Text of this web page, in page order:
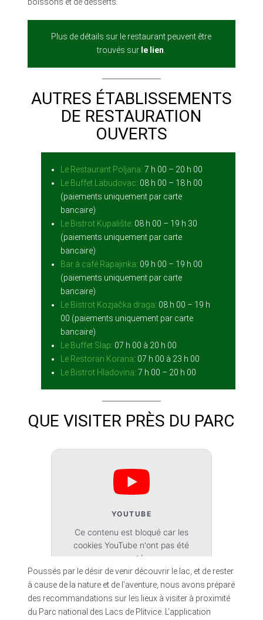
Plus de détails sur le restaurant peuvent être
trouvés sur le lien
AUTRES ÉTABLISSEMENTS
DE RESTAURATION
OUVERTS
Le Restaurant Poljana: 7 h 00 – 20 h 00
Le Buffet Labudovac: 08 h 00 – 18 h 00
(paiements uniquement par carte
bancaire)
Le Bistrot Kupalište: 08 h 00 – 19 h 30
(paiements uniquement par carte
bancaire)
Bar à café Rapajinka: 09 h 00 – 19 h 00
(paiements uniquement par carte
bancaire)
Le Bistrot Kozjačka draga: 08 h 00 – 19 h
00 (paiements uniquement par carte
bancaire)
Le Buffet Slap: 07 h 00 à 20 h 00
Le Restoran Korana: 07 h 00 à 23 h 00
Le Bistrot Hladovina: 7 h 00 – 20 h 00
QUE VISITER PRÈS DU PARC
YOUTUBE
Ce contenu est bloqué car les
cookies YouTube n'ont pas été
acceptés.
Accepter les cookies
Poussés par le désir de venir découvrir le lac, et de rester
à cause de la nature et de l’aventure, nous avons préparé
des recommandations sur les lieux à visiter à proximité
du Parc national des Lacs de Plitvice. L’application